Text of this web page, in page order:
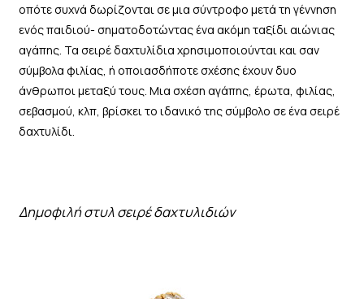
οπότε συχνά δωρίζονται σε μια σύντροφο μετά τη γέννηση
ενός παιδιού- σηματοδοτώντας ένα ακόμη ταξίδι αιώνιας
αγάπης. Τα σειρέ δαχτυλίδια χρησιμοποιούνται και σαν
σύμβολα φιλίας, ή οποιασδήποτε σχέσης έχουν δυο
άνθρωποι μεταξύ τους. Μια σχέση αγάπης, έρωτα, φιλίας,
σεβασμού, κλπ, βρίσκει το ιδανικό της σύμβολο σε ένα σειρέ
δαχτυλίδι.
Δημοφιλή στυλ σειρέ δαχτυλιδιών